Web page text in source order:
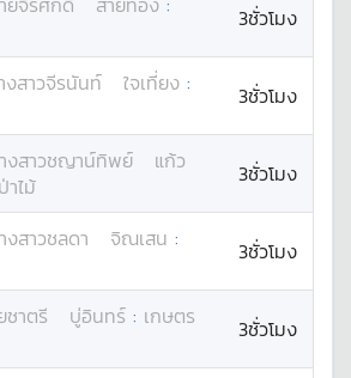
3ชั่วโมง
งสาวจีรนันท์ ใจเที่ยง :
3ชั่วโมง
งสาวชญาน์ทิพย์
แก้ว
าไม้ 3ชั่วโมง
งสาวชลดา จิณเสน :
3ชั่วโมง
ชาตรี บู่อินทร์ : เกษตร
3ชั่วโมง